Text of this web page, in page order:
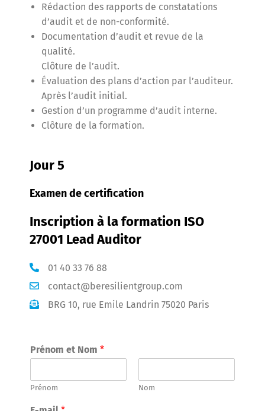
Rédaction des rapports de constatations
d’audit et de non-conformité.
Documentation d’audit et revue de la
qualité.
Clôture de l’audit.
Évaluation des plans d’action par l’auditeur.
Après l’audit initial.
Gestion d’un programme d’audit interne.
Clôture de la formation.
Jour 5
Examen de certification
Inscription à la formation ISO
27001 Lead Auditor
01 40 33 76 88
contact@beresilientgroup.com
BRG 10, rue Emile Landrin 75020 Paris
Prénom et Nom *
Prénom Nom